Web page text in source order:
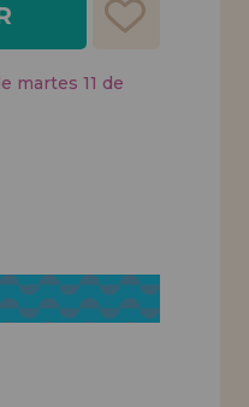
martes 11 de